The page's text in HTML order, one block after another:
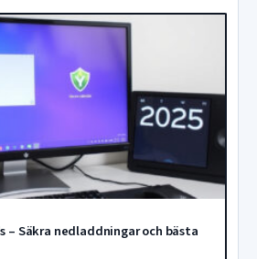
– Säkra nedladdningar och bästa